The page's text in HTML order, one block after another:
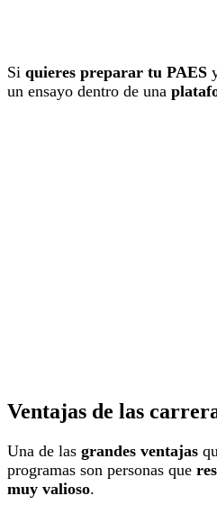
Si quieres preparar tu PAES
un ensayo dentro de una
Ventajas de las
Una de las grandes ventajas
programas son personas que
muy valioso.